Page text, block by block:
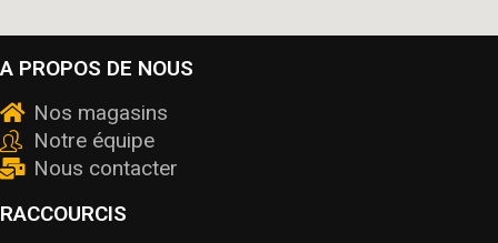
A PROPOS DE NOUS
Nos magasins
Notre équipe
Nous contacter
RACCOURCIS